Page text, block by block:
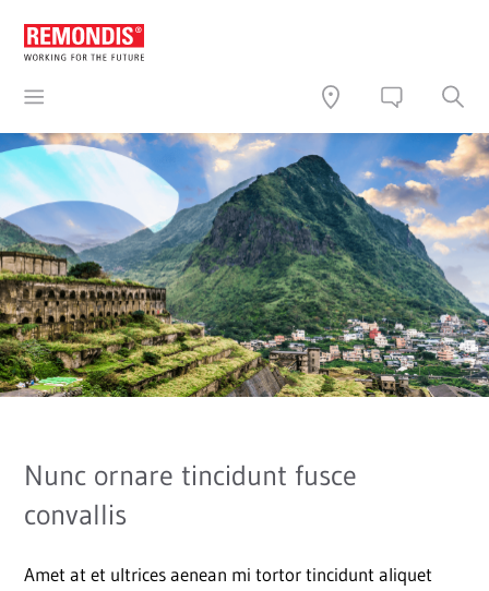
Nunc ornare tincidunt fusce
convallis
Amet at et ultrices aenean mi tortor tincidunt aliquet